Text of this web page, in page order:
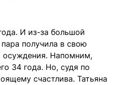
И из-за большой
получила в свою
осуждения. Напомним,
34 года. Но, судя по
счастлива. Татьяна